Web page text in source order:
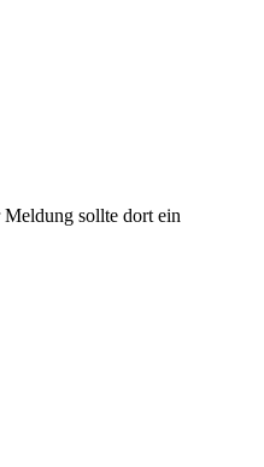
sollte dort ein